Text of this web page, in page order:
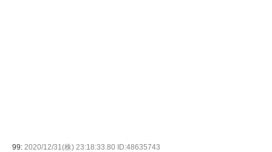
99: 2020/12/31(株) 23:18:33.80 ID:48635743